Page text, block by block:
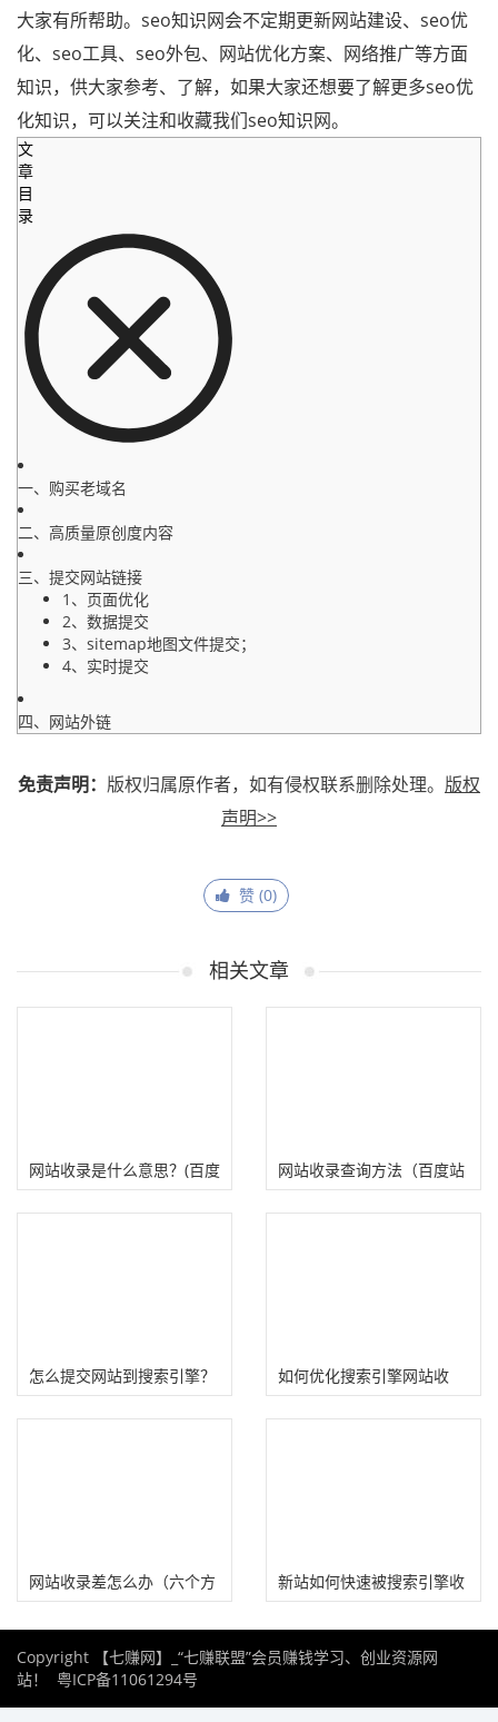
大家有所帮助。seo知识网会不定期更新网站建设、seo优
化、seo工具、seo外包、网站优化方案、网络推广等方面
知识，供大家参考、了解，如果大家还想要了解更多seo优
化知识，可以关注和收藏我们seo知识网。
文
章
目
录
一、购买老域名
二、高质量原创度内容
三、提交网站链接
1、页面优化
2、数据提交
3、sitemap地图文件提交；
4、实时提交
四、网站外链
免责声明： 版权归属原作者，如有侵权联系删除处理。 版权
声明>>
赞 (0)
相关文章
网站收录是什么意思？(百度
谷歌网站收录查询技巧)
网站收录查询方法（百度站
长平台+Site查询）
怎么提交网站到搜索引擎？
（网站提交百度、Google方
如何优化搜索引擎网站收
录？（7个搜索引擎网页收
网站收录差怎么办（六个方
新站如何快速被搜索引擎收
Copyright 【七赚网】_“七赚联盟”会员赚钱学习、创业资源网
站！ 粤ICP备11061294号